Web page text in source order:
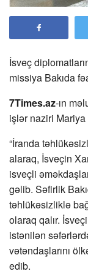
İsveç
missiya Bakıda
7Times.az-ın
işlər naziri Mariya
“İranda
alaraq, İsveçin
isveçli
gəlib. Səfirlik
təhlükəsizliklə
olaraq qalır.
istənilən
vətəndaşlarını
edib.